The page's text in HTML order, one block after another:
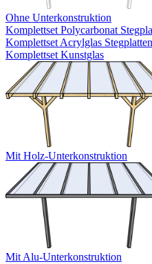
Ohne Unterkonstruktion
Komplettset Polycarbonat
Komplettset Acrylglas Stegplatten
Komplettset Kunstglas
Mit Holz-Unterkonstruktion
Mit Alu-Unterkonstruktion